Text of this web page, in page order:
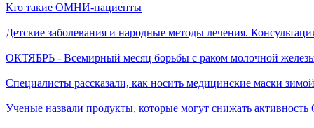
Кто такие ОМНИ-пациенты
Детские заболевания и народные методы лечения.
ОКТЯБРЬ - Всемирный месяц борьбы с раком молочной
Специалисты рассказали, как носить медицинские маски зимой
Ученые назвали продукты, которые могут снижать